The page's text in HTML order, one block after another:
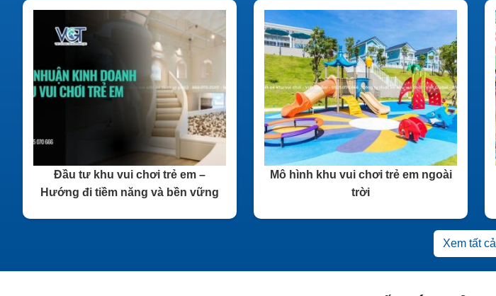
Đầu tư khu vui chơi trẻ em –
Hướng đi tiềm năng và bền vững
Mô hình khu vui chơi trẻ em ngoài
trời
Xem tất cả